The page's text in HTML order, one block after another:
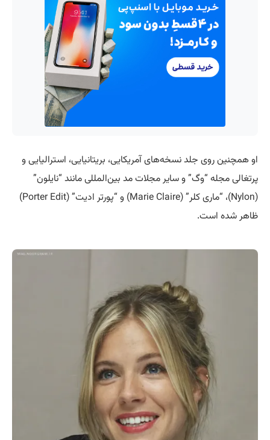
او همچنین روی جلد نسخه‌های آمریکایی، بریتانیایی، استرالیایی و
پرتغالی مجله “وگ” و سایر مجلات مد بین‌المللی مانند “نایلون”
(Nylon)، “ماری کلر” (Marie Claire) و “پورتر ادیت” (Porter Edit)
ظاهر شده است.